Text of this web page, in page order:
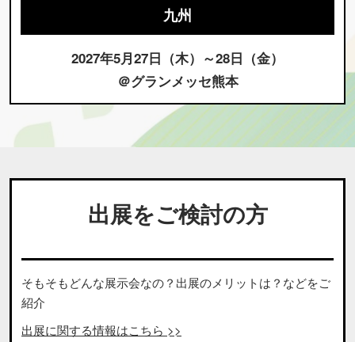
九州
2027年5月27日（木）～28日（金）
＠グランメッセ熊本
出展をご検討の方
そもそもどんな展示会なの？出展のメリットは？などをご
紹介
出展に関する情報はこちら >>